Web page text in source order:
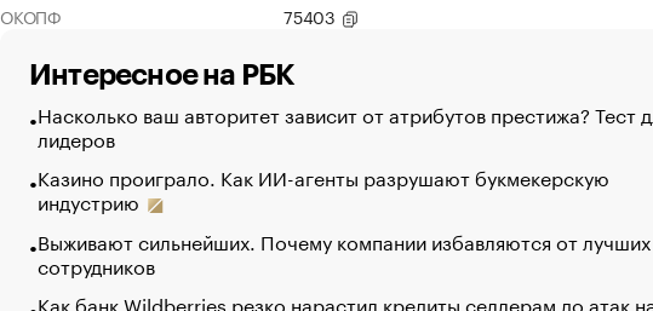
ОКОПФ
75403
Интересное на РБК
Насколько ваш авторитет зависит от атрибутов престижа? Тест
лидеров
Казино проиграло. Как ИИ-агенты разрушают букмекерскую
индустрию
Выживают сильнейших. Почему компании избавляются от лучших
сотрудников
Как банк Wildberries резко нарастил кредиты селлерам до атак